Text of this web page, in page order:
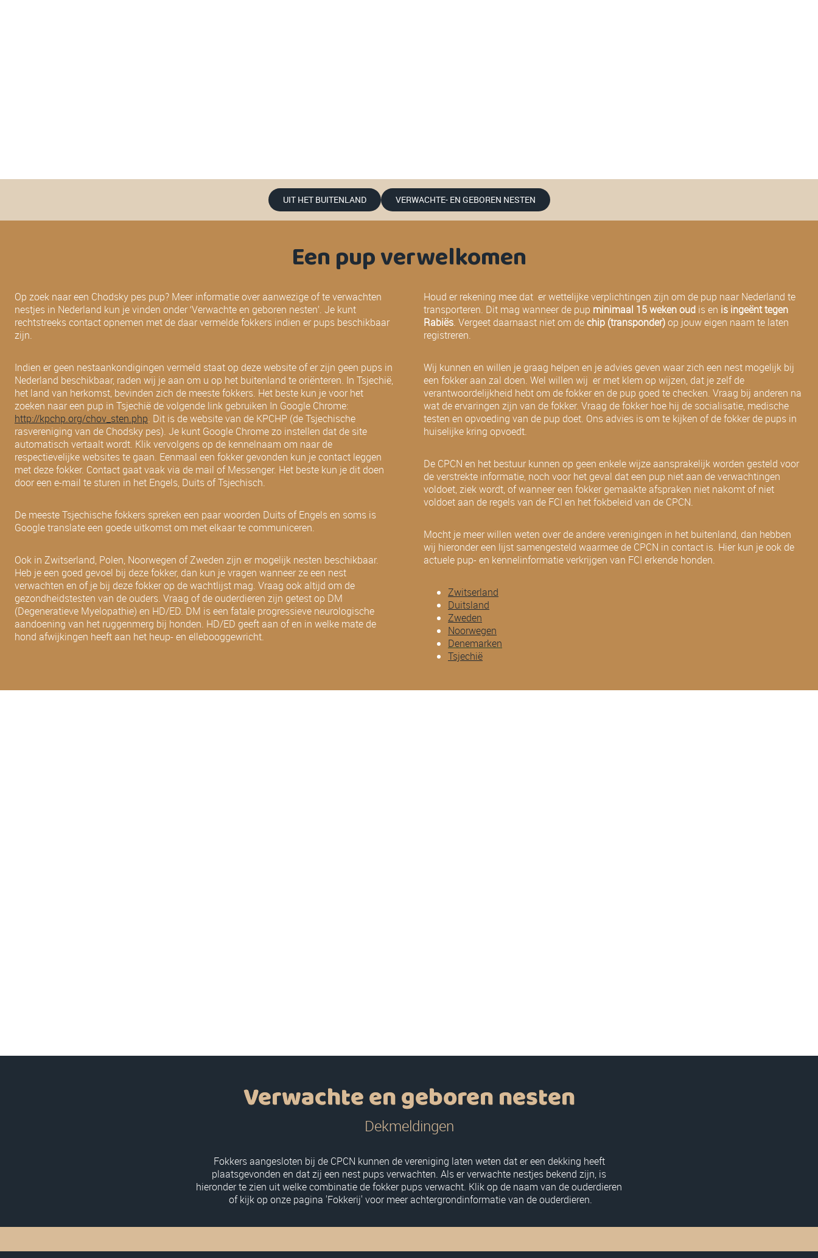
UIT HET BUITENLAND VERWACHTE- EN GEBOREN NESTEN
Een pup verwelkomen
Op zoek naar een Chodsky pes pup? Meer informatie over aanwezige of te verwachten
nestjes in Nederland kun je vinden onder ‘Verwachte en geboren nesten’. Je kunt
rechtstreeks contact opnemen met de daar vermelde fokkers indien er pups beschikbaar
zijn.
Indien er geen nestaankondigingen vermeld staat op deze website of er zijn geen pups in
Nederland beschikbaar, raden wij je aan om u op het buitenland te oriënteren. In Tsjechië,
het land van herkomst, bevinden zich de meeste fokkers. Het beste kun je voor het
zoeken naar een pup in Tsjechië de volgende link gebruiken In Google Chrome:
http://kpchp.org/chov_sten.php. Dit is de website van de KPCHP (de Tsjechische
rasvereniging van de Chodsky pes). Je kunt Google Chrome zo instellen dat de site
automatisch vertaalt wordt. Klik vervolgens op de kennelnaam om naar de
respectievelijke websites te gaan. Eenmaal een fokker gevonden kun je contact leggen
met deze fokker. Contact gaat vaak via de mail of Messenger. Het beste kun je dit doen
door een e-mail te sturen in het Engels, Duits of Tsjechisch.
De meeste Tsjechische fokkers spreken een paar woorden Duits of Engels en soms is
Google translate een goede uitkomst om met elkaar te communiceren.
Ook in Zwitserland, Polen, Noorwegen of Zweden zijn er mogelijk nesten beschikbaar.
Heb je een goed gevoel bij deze fokker, dan kun je vragen wanneer ze een nest
verwachten en of je bij deze fokker op de wachtlijst mag. Vraag ook altijd om de
gezondheidstesten van de ouders. Vraag of de ouderdieren zijn getest op DM
(Degeneratieve Myelopathie) en HD/ED. DM is een fatale progressieve neurologische
aandoening van het ruggenmerg bij honden. HD/ED geeft aan of en in welke mate de
hond afwijkingen heeft aan het heup- en ellebooggewricht.
Houd er rekening mee dat er wettelijke verplichtingen zijn om de pup naar Nederland te
transporteren. Dit mag wanneer de pup minimaal 15 weken oud is en is ingeënt tegen
Rabiës. Vergeet daarnaast niet om dechip (transponder)op jouw eigen naam te laten
registreren.
Wij kunnen en willen je graag helpen en je advies geven waar zich een nest mogelijk bij
een fokker aan zal doen. Wel willen wij er met klem op wijzen, dat je zelf de
verantwoordelijkheid hebt om de fokker en de pup goed te checken. Vraag bij anderen na
wat de ervaringen zijn van de fokker. Vraag de fokker hoe hij de socialisatie, medische
testen en opvoeding van de pup doet. Ons advies is om te kijken of de fokker de pups in
huiselijke kring opvoedt.
De CPCN en het bestuur kunnen op geen enkele wijze aansprakelijk worden gesteld voor
de verstrekte informatie, noch voor het geval dat een pup niet aan de verwachtingen
voldoet, ziek wordt, of wanneer een fokker gemaakte afspraken niet nakomt of niet
voldoet aan de regels van de FCI en het fokbeleid van de CPCN.
Mocht je meer willen weten over de andere verenigingen in het buitenland, dan hebben
wij hieronder een lijst samengesteld waarmee de CPCN in contact is. Hier kun je ook de
actuele pup- en kennelinformatie verkrijgen van FCI erkende honden.
Zwitserland
Duitsland
Zweden
Noorwegen
Denemarken
Tsjechië
Verwachte en geboren nesten
Dekmeldingen
Fokkers aangesloten bij de CPCN kunnen de vereniging laten weten dat er een dekking heeft
plaatsgevonden en dat zij een nest pups verwachten. Als er verwachte nestjes bekend zijn, is
hieronder te zien uit welke combinatie de fokker pups verwacht. Klik op de naam van de ouderdieren
of kijk op onze pagina 'Fokkerij' voor meer achtergrondinformatie van de ouderdieren.